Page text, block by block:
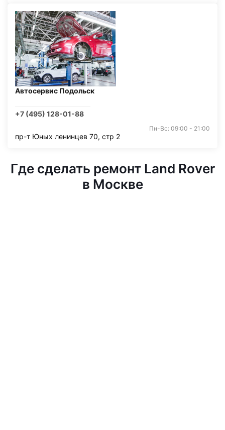
Автосервис Подольск
+7 (495) 128-01-88
Пн-Вс: 09:00 - 21:00
пр-т Юных ленинцев 70, стр 2
Где сделать ремонт Land Rover
в Москве